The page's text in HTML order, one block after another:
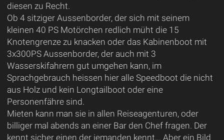
diesen zu Recht.
Ob 4 sitziger Aussenborder, der sich mit seinem
kleinen 40 PS Motörchen redlich müht die 15
Knotengrenze zu knacken oder das Kabinenboot mit
3x300PS Aussenborder, der auch mit 3
Wasserskifahrern gut umgehen kann, im
Sprachgebrauch heissen hier alle Speedboot die nicht
aus Holz und kein Longtailboot oder eine
Personenfähre sind.
Mieten kann man sie in allen Reiseagenturen, oder
billiger mal abends an einer Bar den Chef fragen. Der
kennt sicher einen der jemanden kennt... Aber ein Bild